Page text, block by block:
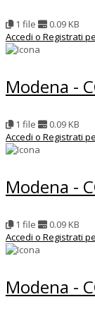
1 file
0.09 KB
Accedi o Registrati
Modena -
1 file
0.09 KB
Accedi o Registrati
Modena -
1 file
0.09 KB
Accedi o Registrati
Modena -